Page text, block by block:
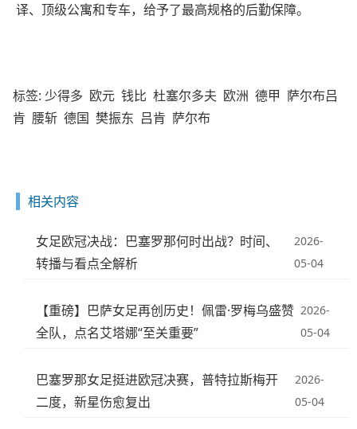
译、顶级公寓和专车，给予了最高规格的后勤保障。
标签: 少得多 欧元 钱比 杜塞尔多夫 欧洲 德甲 萨尔布吕
肯 腰斩 德国 樊振东 吕肯 萨尔布
相关内容
女足欧冠决战：巴塞罗那何时出战？时间、
转播与看点全解析
2026-
05-04
【重磅】巴萨女足再创历史！佩雷·罗梅乌盛赞
全队，点名艾塔娜“至关重要”
2026-
05-04
巴塞罗那女足挺进欧冠决赛，普特拉斯梅开
二度，新星伤愈复出
2026-
05-04